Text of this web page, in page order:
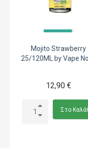
Mojito Strawberry
25/120ML by Vape
12,90 €
Στο